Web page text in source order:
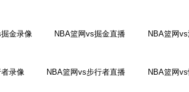
金录像 NBA篮网vs掘金直播 NBA篮网
录像 NBA篮网vs步行者直播 NBA篮网